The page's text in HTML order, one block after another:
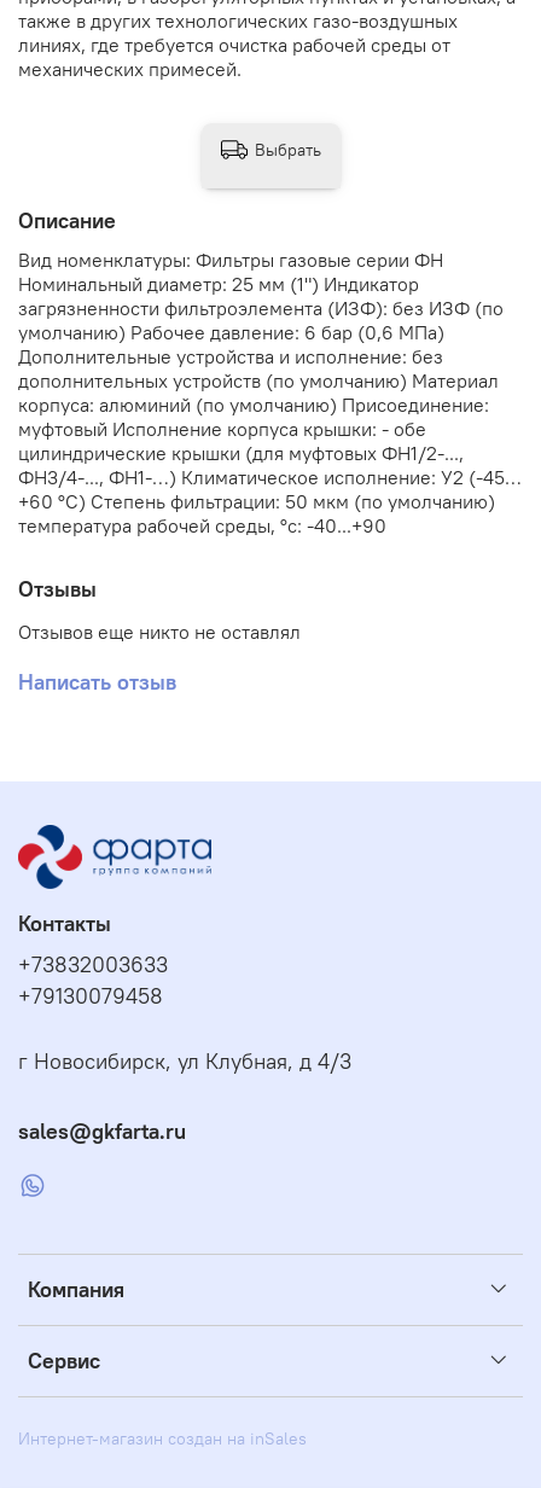
также в других технологических газо-воздушных
линиях, где требуется очистка рабочей среды от
механических примесей.
Описание
Вид номенклатуры: Фильтры газовые серии ФН
Номинальный диаметр: 25 мм (1") Индикатор
загрязненности фильтроэлемента (ИЗФ): без ИЗФ (по
умолчанию) Рабочее давление: 6 бар (0,6 МПа)
Дополнительные устройства и исполнение: без
дополнительных устройств (по умолчанию) Материал
корпуса: алюминий (по умолчанию) Присоединение:
муфтовый Исполнение корпуса крышки: - обе
цилиндрические крышки (для муфтовых ФН1/2-...,
ФН3/4-..., ФН1-…) Климатическое исполнение: У2 (-45…
+60 °С) Степень фильтрации: 50 мкм (по умолчанию)
температура рабочей среды, °с: -40...+90
Отзывы
Отзывов еще никто не оставлял
Написать отзыв
Выбрать
Компания
Сервис
Контакты
+73832003633
+79130079458
г Новосибирск, ул Клубная, д 4/3
sales@gkfarta.ru
Интернет-магазин создан на inSales